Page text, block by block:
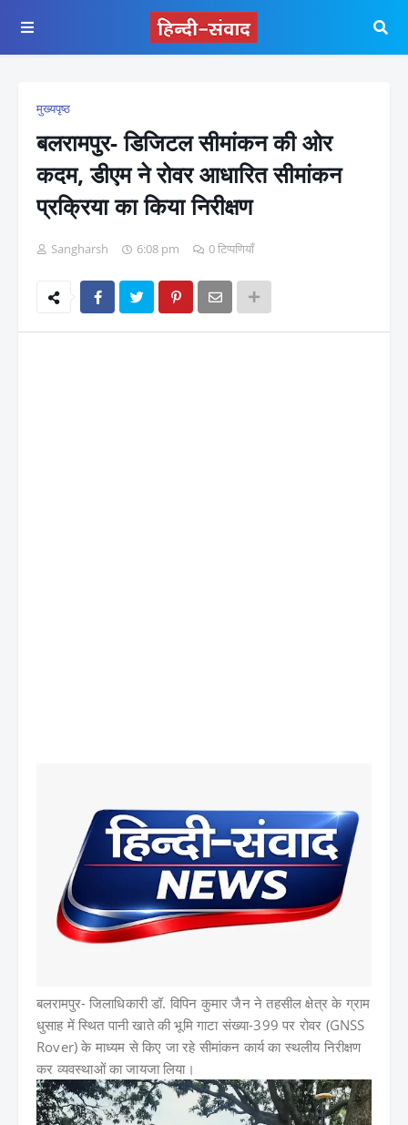
मुख्यपृष्ठ
बलरामपुर- डिजिटल सीमांकन की ओर
कदम, डीएम ने रोवर आधारित सीमांकन
प्रक्रिया का किया निरीक्षण
Sangharsh 6:08 pm 0 टिप्पणियाँ
बलरामपुर- जिलाधिकारी डॉ. विपिन कुमार जैन ने तहसील क्षेत्र के ग्राम
धुसाह में स्थित पानी खाते की भूमि गाटा संख्या-399 पर रोवर (GNSS
Rover) के माध्यम से किए जा रहे सीमांकन कार्य का स्थलीय निरीक्षण
कर व्यवस्थाओं का जायजा लिया।